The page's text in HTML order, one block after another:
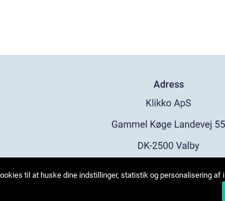
Adress
til at huske dine indstillinger, statistik og personalisering